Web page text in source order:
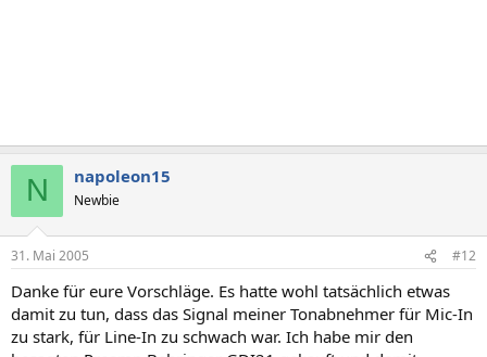
N napoleon15
Newbie
31. Mai 2005 #12
Danke für eure Vorschläge. Es hatte wohl tatsächlich etwas
damit zu tun, dass das Signal meiner Tonabnehmer für Mic-In
zu stark, für Line-In zu schwach war. Ich habe mir den